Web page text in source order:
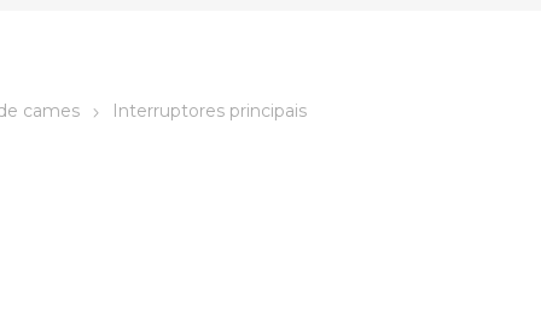
cames Interruptores principais